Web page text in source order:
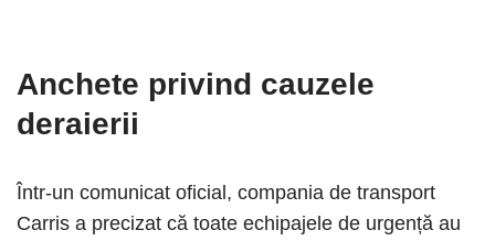
Anchete privind cauzele
deraierii
Într-un comunicat oficial, compania de transport
Carris a precizat că toate echipajele de urgență au